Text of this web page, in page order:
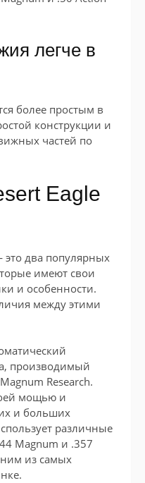
легче в
более простым в
конструкции и
частей по
Eagle
это два популярных
имеют свои
и особенности.
между этими
производимый
Research.
мощью и
и больших
различные
Magnum и .357
из самых